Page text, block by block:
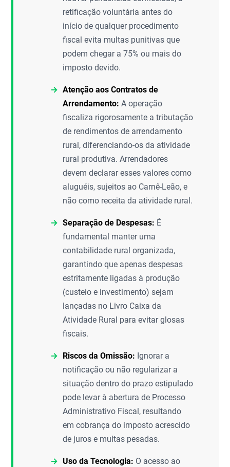
retificação voluntária antes do
início de qualquer procedimento
fiscal evita multas punitivas que
podem chegar a 75% ou mais do
imposto devido.
Atenção aos Contratos de
Arrendamento: A operação
fiscaliza rigorosamente a tributação
de rendimentos de arrendamento
rural, diferenciando-os da atividade
rural produtiva. Arrendadores
devem declarar esses valores como
aluguéis, sujeitos ao Carnê-Leão, e
não como receita da atividade rural.
Separação de Despesas: É
fundamental manter uma
contabilidade rural organizada,
garantindo que apenas despesas
estritamente ligadas à produção
(custeio e investimento) sejam
lançadas no Livro Caixa da
Atividade Rural para evitar glosas
fiscais.
Riscos da Omissão: Ignorar a
notificação ou não regularizar a
situação dentro do prazo estipulado
pode levar à abertura de Processo
Administrativo Fiscal, resultando
em cobrança do imposto acrescido
de juros e multas pesadas.
Uso da Tecnologia: O acesso ao